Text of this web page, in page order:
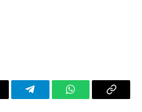
TelegramWhatsAppCopy